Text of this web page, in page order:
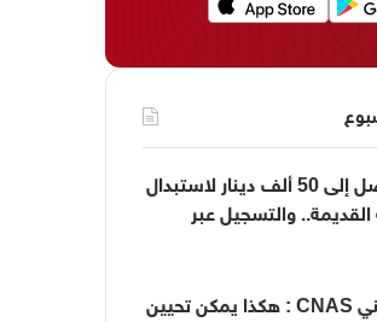
دعم حكومي يصل إلى 50 ألف دينار لاستبدال
القديمة.. والتسجيل عبر
الصندوق الوطني CNAS : هكذا يمكن تحيين